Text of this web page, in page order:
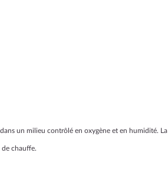
un milieu contrôlé en oxygène et en humidité. La
de chauffe.